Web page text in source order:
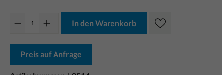
In den Warenkorb
Preis auf Anfrage